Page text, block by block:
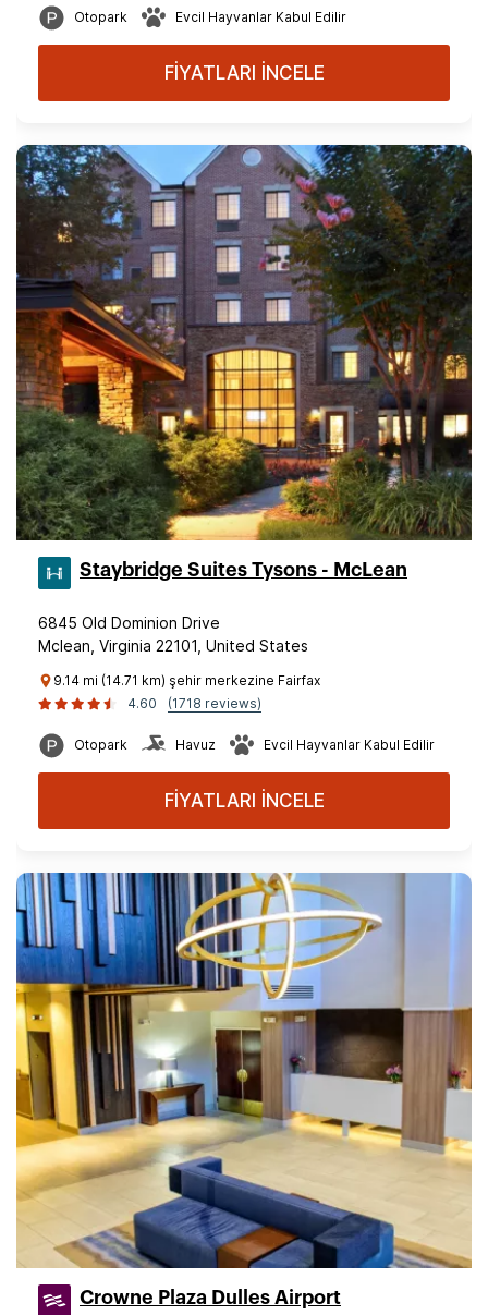
Otopark Evcil Hayvanlar Kabul Edilir
FİYATLARI İNCELE
Staybridge Suites Tysons - McLean
6845 Old Dominion Drive
Mclean, Virginia 22101, United States
9.14 mi (14.71 km) şehir merkezine Fairfax
4.60
(1718 reviews)
Otopark Havuz Evcil Hayvanlar Kabul Edilir
FİYATLARI İNCELE
Crowne Plaza Dulles Airport